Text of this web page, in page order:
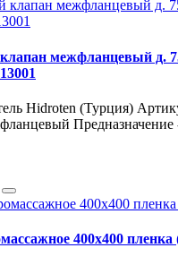
межфланцевый д.
Hidroten (Турция)
Предназначение
400х400